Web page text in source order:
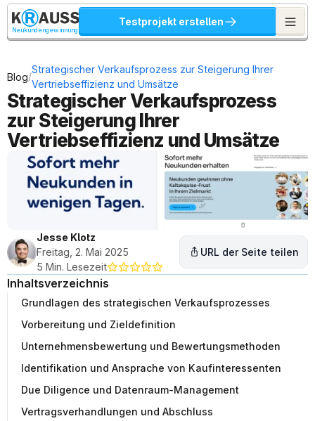
Neukundengewinnung
Testprojekt erstellen
Blog/
Strategischer Verkaufsprozess zur Steigerung Ihrer
Vertriebseffizienz und Umsätze
Strategischer Verkaufsprozess
zur Steigerung Ihrer
Vertriebseffizienz und Umsätze
Jesse Klotz
Freitag, 2. Mai 2025
5 Min. Lesezeit
URL der Seite teilen
Inhaltsverzeichnis
Grundlagen des strategischen Verkaufsprozesses
Vorbereitung und Zieldefinition
Unternehmensbewertung und Bewertungsmethoden
Identifikation und Ansprache von Kaufinteressenten
Due Diligence und Datenraum-Management
Vertragsverhandlungen und Abschluss